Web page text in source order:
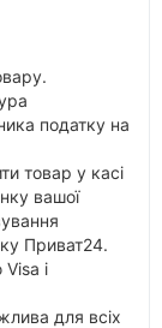
податку на
товар у касі
вашої
Приват24.
і
для всіх